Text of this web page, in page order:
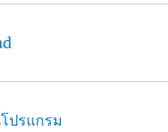
ปรแกรม